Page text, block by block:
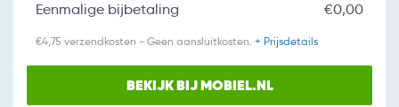
Eenmalige bijbetaling €0,00
€4,75 verzendkosten - Geen aansluitkosten. + Prijsdetails
BEKIJK BIJ MOBIEL.NL